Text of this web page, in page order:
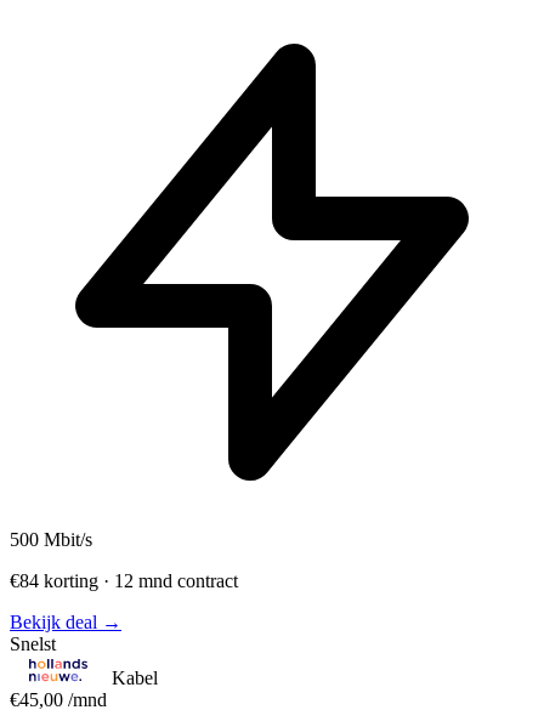
500 Mbit/s
€84 korting · 12 mnd contract
Bekijk deal →
Snelst
Kabel
€45,00 /mnd